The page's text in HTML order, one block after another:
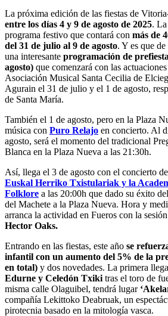
La próxima edición de las fiestas de
entre los días 4 y 9 de agosto de 2025.
programa festivo que contará con más de
del 31 de julio al 9 de agosto. Y es que
una interesante programación de
agosto) que comenzará con las
Asociación Musical Santa Cecilia de
Agurain el 31 de julio y el 1 de agosto,
de Santa María.
También el 1 de agosto, pero en la Plaza
música con Puro Relajo en concierto. Al
agosto, será el momento del tradicional
Blanca en la Plaza Nueva a las 21:30h.
Así, llega el 3 de agosto con el concierto
Euskal Herriko Txistulariak y la
Folklore a las 20:00h que dado su éxito
del Machete a la Plaza Nueva. Hora y
arranca la actividad en Fueros con la
Hector Oaks.
Entrando en las fiestas, este año se
infantil con un aumento del 5% de la
en total) y dos novedades. La primera
Edurne y Celedón Txiki tras el toro de
misma calle Olaguibel, tendrá lugar
compañía Lekittoko Deabruak, un
pirotecnia basado en la mitología vasca.